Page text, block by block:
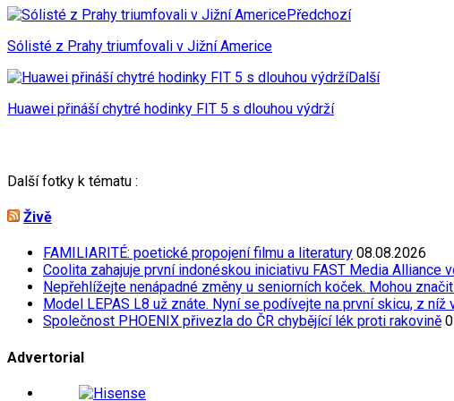
Předchozí
Sólisté z Prahy triumfovali v Jižní Americe
Další
Huawei přináší chytré hodinky FIT 5 s dlouhou výdrží
Další fotky k tématu :
Živě
FAMILIARITÉ: poetické propojení filmu a literatury 08.08.2026
Coolita zahajuje první indonéskou iniciativu FAST Media
Nepřehlížejte nenápadné změny u seniorních koček. Mohou
Model LEPAS L8 už znáte. Nyní se podívejte na první skicu, z
Společnost PHOENIX přivezla do ČR chybějící lék proti rakovině
Advertorial